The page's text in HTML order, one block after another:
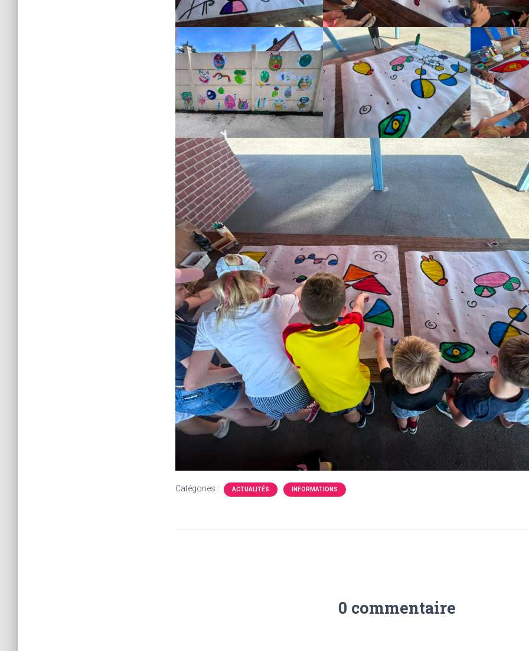
Catégories : ACTUALITÉS INFORMATIONS
0 commentaire